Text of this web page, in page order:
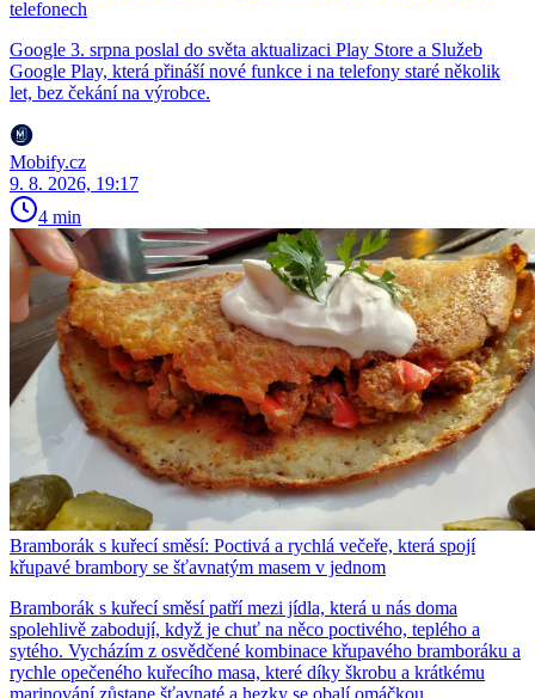
telefonech
Google 3. srpna poslal do světa aktualizaci Play Store a Služeb
Google Play, která přináší nové funkce i na telefony staré několik
let, bez čekání na výrobce.
Mobify.cz
9. 8. 2026, 19:17
4 min
Bramborák s kuřecí směsí: Poctivá a rychlá večeře, která spojí
křupavé brambory se šťavnatým masem v jednom
Bramborák s kuřecí směsí patří mezi jídla, která u nás doma
spolehlivě zabodují, když je chuť na něco poctivého, teplého a
sytého. Vycházím z osvědčené kombinace křupavého bramboráku a
rychle opečeného kuřecího masa, které díky škrobu a krátkému
marinování zůstane šťavnaté a hezky se obalí omáčkou.